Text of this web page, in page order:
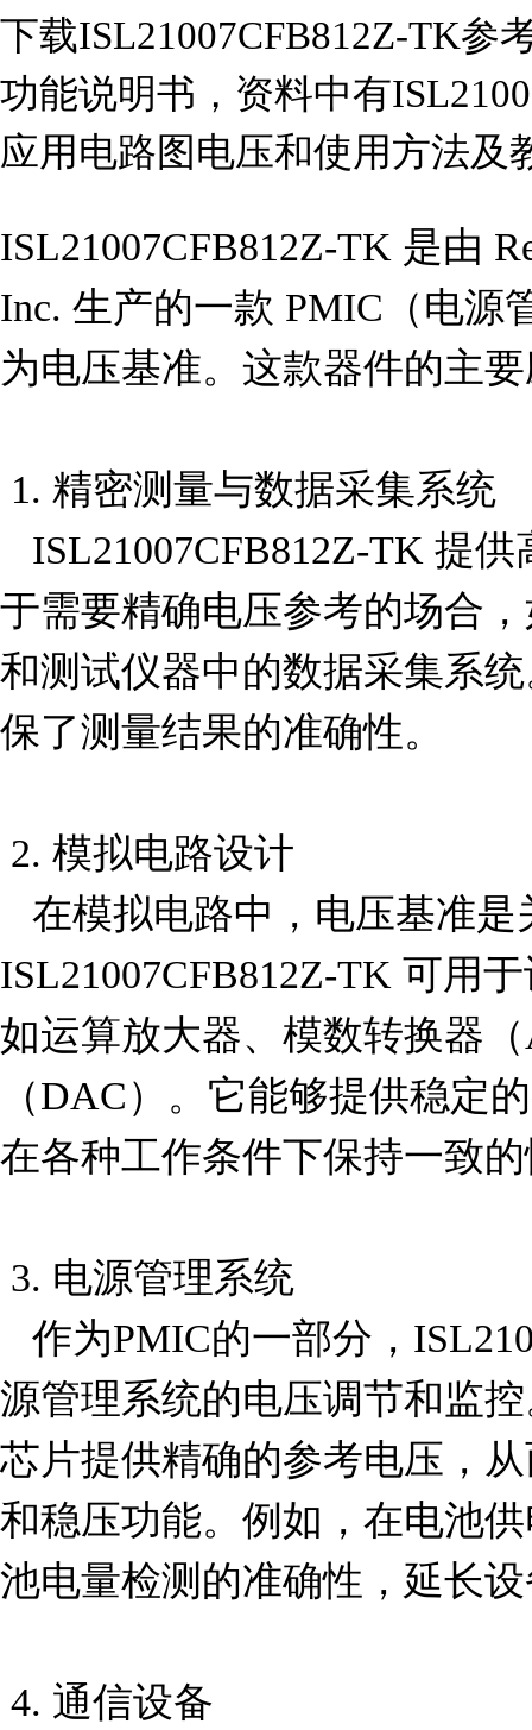
下载ISL21007CFB812Z-TK参
功能说明书，资料中有
应用电路图电压和使用方法及
ISL21007CFB812Z-TK 是由
Inc. 生产的一款 PMIC（电源
为电压基准。这款器件的主
于需要精确电压参考的场合
和测试仪器中的数据采集系
保了测量结果的准确性。
ISL21007CFB812Z-TK 可用
如运算放大器、模数转换器
（DAC）。它能够提供稳定
在各种工作条件下保持一致
源管理系统的电压调节和监
芯片提供精确的参考电压，
和稳压功能。例如，在电池
池电量检测的准确性，延长